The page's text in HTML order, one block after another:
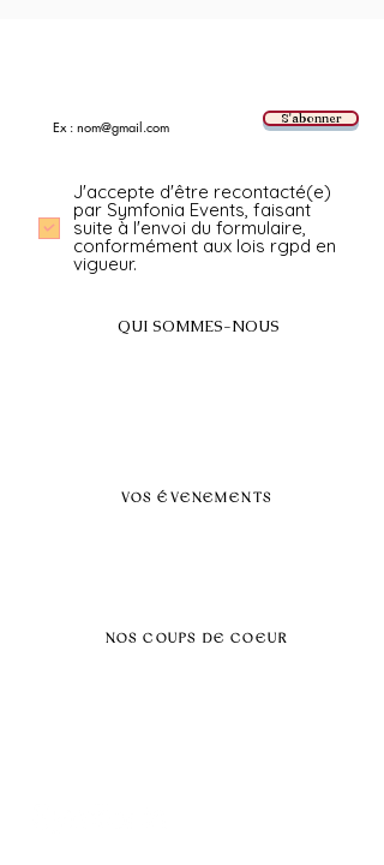
S'abonner
J'accepte d'être recontacté(e)
par Symfonia Events, faisant
suite à l'envoi du formulaire,
conformément aux lois rgpd en
vigueur.
QUI SOMMES-NOUS
VOS ÉVENEMENTS
NOS COUPS DE COEUR